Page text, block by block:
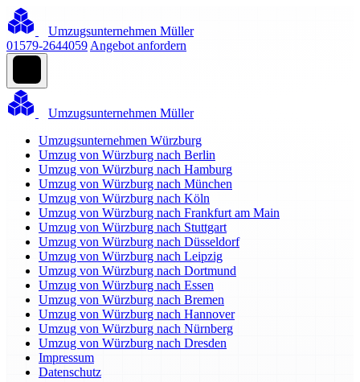
Umzugsunternehmen Müller
01579-2644059 Angebot anfordern
Umzugsunternehmen Müller
Umzugsunternehmen Würzburg
Umzug von Würzburg nach Berlin
Umzug von Würzburg nach Hamburg
Umzug von Würzburg nach München
Umzug von Würzburg nach Köln
Umzug von Würzburg nach Frankfurt am Main
Umzug von Würzburg nach Stuttgart
Umzug von Würzburg nach Düsseldorf
Umzug von Würzburg nach Leipzig
Umzug von Würzburg nach Dortmund
Umzug von Würzburg nach Essen
Umzug von Würzburg nach Bremen
Umzug von Würzburg nach Hannover
Umzug von Würzburg nach Nürnberg
Umzug von Würzburg nach Dresden
Impressum
Datenschutz